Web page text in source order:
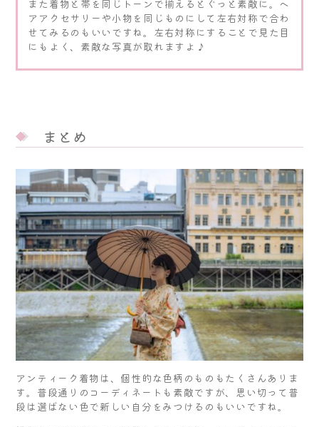
また着物と帯を同じトーンで揃えるとぐっと素敵に。ヘ
アアクセサリーや小物を同じものにして左右対称で合わ
せてみるのもいいですね。左右対称にすることで見た目
にもよく、素敵な写真が取れますよ♪
まとめ
アンティーク着物は、個性的な色柄のものもたくさんありま
す。普段通りのコーディネートも素敵ですが、思い切って普
段は選ばない色で新しい自分をみつけるのもいいですね。